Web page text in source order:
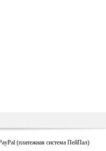
(платежная система ПейПал)